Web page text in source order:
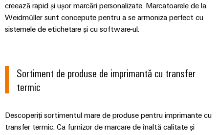
Utilaje
Soluții
pentru
automatizare
a
Software
Elemente
Imprimante
Lămpi
industriale
creează rapid și ușor marcări personalizate. Marcatoarele de la
Weidmüller sunt concepute pentru a se armoniza perfect cu
sistemele de etichetare și cu software-ul.
Sortiment de produse de imprimantă cu transfer
termic
Descoperiți sortimentul mare de produse pentru imprimante cu
transfer termic. Ca furnizor de marcare de înaltă calitate și